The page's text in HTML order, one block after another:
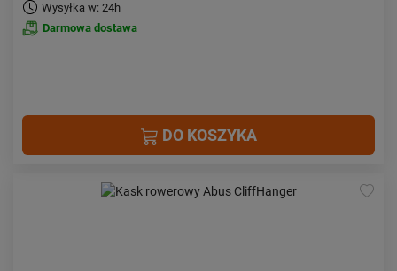
Wysyłka w: 24h
Darmowa dostawa
DO KOSZYKA